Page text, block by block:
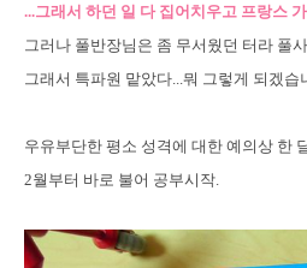
...그래서 하던 일 다 집어치우고 프랑스
그러나 풀반장님은 좀 무서웠던 터라 풀
그래서 특파원 맡았다...뭐 그렇게 되겠습
우유부단한 평소 성격에 대한 예의상 한
2월부터 바로 불어 공부시작.